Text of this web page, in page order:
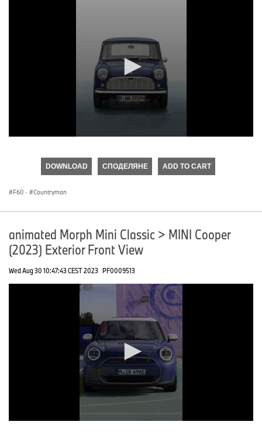
seconds
DOWNLOAD СПОДЕЛЯНЕ ADD TO CART
F60 · Countryman
animated Morph Mini Classic > MINI Cooper
(2023) Exterior Front View
Wed Aug 30 10:47:43 CEST 2023 PF0009513